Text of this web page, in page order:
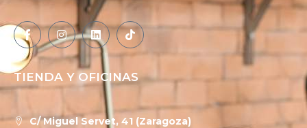
TIENDA Y OFICINAS
C/ Miguel Servet, 41 (Zaragoza)